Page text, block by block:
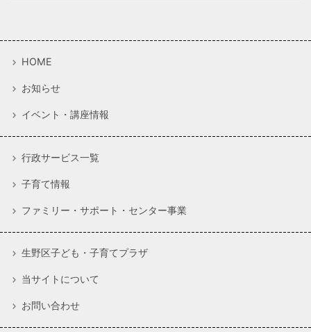
HOME
お知らせ
イベント・講座情報
行政サービス一覧
子育て情報
ファミリー・サポート・センター事業
生野区子ども・子育てプラザ
当サイトについて
お問い合わせ